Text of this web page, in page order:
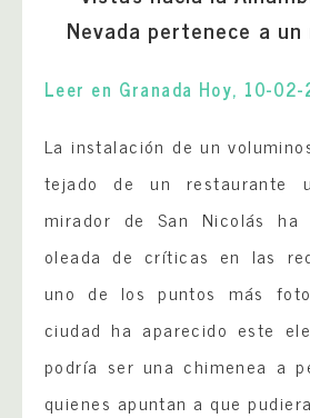
Nevada pertenece a
Leer en Granada Hoy, 10-
La instalación de un
tejado de un restaurante
mirador de San Nicolás ha
oleada de críticas en las
uno de los puntos más
ciudad ha aparecido este
podría ser una chimenea a
quienes apuntan a que